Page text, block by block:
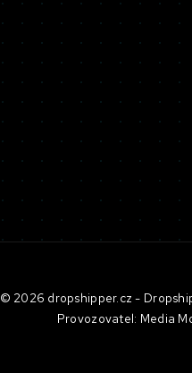
© 2026 dropshipper.cz -
Provozovatel: Media